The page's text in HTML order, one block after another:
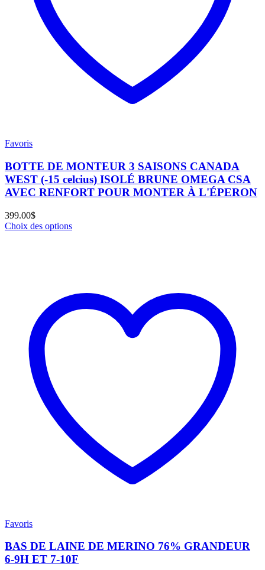
Favoris
BOTTE DE MONTEUR 3 SAISONS CANADA
WEST (-15 celcius) ISOLÉ BRUNE OMEGA CSA
AVEC RENFORT POUR MONTER À L'ÉPERON
399.00$
Choix des options
Favoris
BAS DE LAINE DE MERINO 76% GRANDEUR
6-9H ET 7-10F